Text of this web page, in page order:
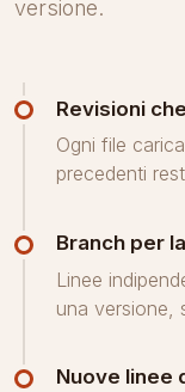
versione.
Revisioni
Ogni file
precedenti
Branch per
Linee
una versione,
Nuove linee